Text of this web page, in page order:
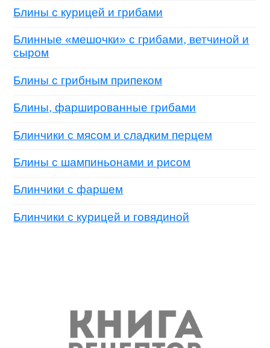
Блины с курицей и грибами
Блинные «мешочки» с грибами, ветчиной и
сыром
Блины с грибным припеком
Блины, фаршированные грибами
Блинчики с мясом и сладким перцем
Блины с шампиньонами и рисом
Блинчики с фаршем
Блинчики с курицей и говядиной